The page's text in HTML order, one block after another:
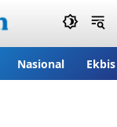
Nasional Ekbis